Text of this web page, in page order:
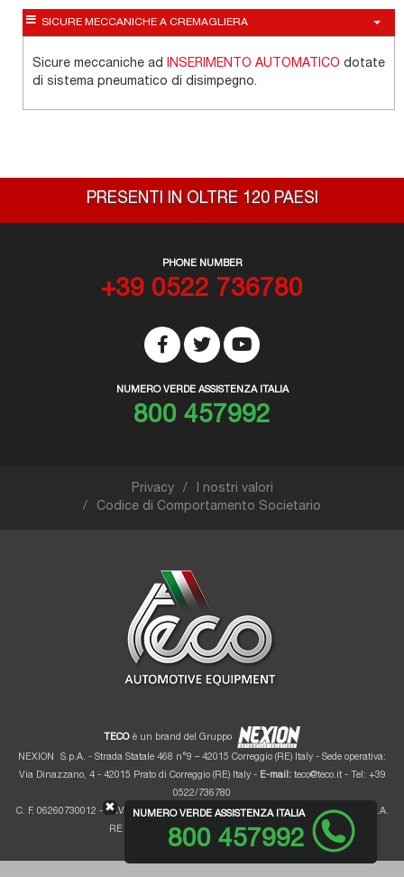
SICURE MECCANICHE A CREMAGLIERA
Sicure meccaniche ad INSERIMENTO AUTOMATICO dotate
di sistema pneumatico di disimpegno.
PRESENTI IN OLTRE 120 PAESI
PHONE NUMBER
+39 0522 736780
NUMERO VERDE ASSISTENZA ITALIA
800 457992
Privacy
I nostri valori
Codice di Comportamento Societario
TECO è un brand del Gruppo
NEXION
S.p.A. - Strada Statale 468 n°9 – 42015 Correggio (RE) Italy - Sede operativa:
Via Dinazzano, 4 - 42015 Prato di Correggio (RE) Italy - E-mail: teco@teco.it- Tel: +39
0522/736780
C. F. 06260730012 - P. IVA 01700320359 - Registro imprese RE 06260730012 - R.E.A.
RE 207099 - Cap. Soc. Euro 10.000.000 i.v.
✖ NUMERO VERDE ASSISTENZA ITALIA
800 457992